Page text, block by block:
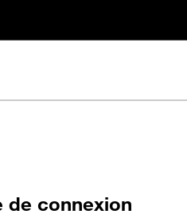
de connexion